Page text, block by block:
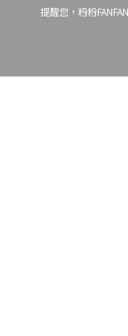
提醒您，粉粉